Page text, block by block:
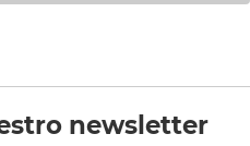
newsletter